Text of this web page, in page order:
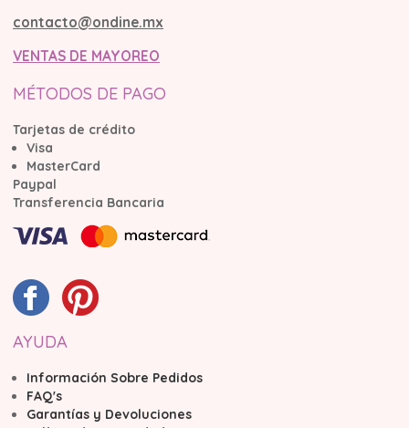
contacto@ondine.mx
VENTAS DE MAYOREO
MÉTODOS DE PAGO
Tarjetas de crédito
Visa
MasterCard
Paypal
Transferencia Bancaria
AYUDA
Información Sobre Pedidos
FAQ's
Garantías y Devoluciones